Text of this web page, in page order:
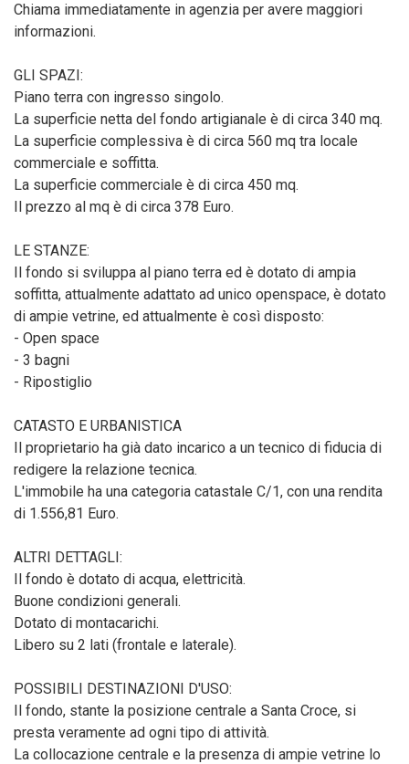
Chiama immediatamente in agenzia per avere maggiori
informazioni.
GLI SPAZI:
Piano terra con ingresso singolo.
La superficie netta del fondo artigianale è di circa 340 mq.
La superficie complessiva è di circa 560 mq tra locale
commerciale e soffitta.
La superficie commerciale è di circa 450 mq.
Il prezzo al mq è di circa 378 Euro.
LE STANZE:
Il fondo si sviluppa al piano terra ed è dotato di ampia
soffitta, attualmente adattato ad unico openspace, è dotato
di ampie vetrine, ed attualmente è così disposto:
- Open space
- 3 bagni
- Ripostiglio
CATASTO E URBANISTICA
Il proprietario ha già dato incarico a un tecnico di fiducia di
redigere la relazione tecnica.
L'immobile ha una categoria catastale C/1, con una rendita
di 1.556,81 Euro.
ALTRI DETTAGLI:
Il fondo è dotato di acqua, elettricità.
Buone condizioni generali.
Dotato di montacarichi.
Libero su 2 lati (frontale e laterale).
POSSIBILI DESTINAZIONI D'USO:
Il fondo, stante la posizione centrale a Santa Croce, si
presta veramente ad ogni tipo di attività.
La collocazione centrale e la presenza di ampie vetrine lo